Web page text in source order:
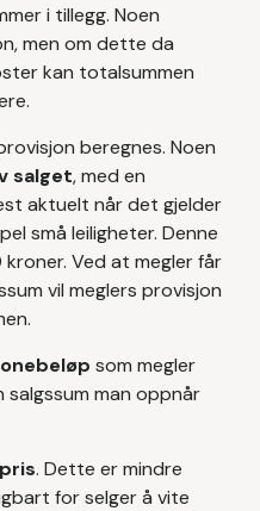
i tillegg. Noen
men om dette da
kan totalsummen
beregnes. Noen
salget, med en
aktuelt når det gjelder
små leiligheter. Denne
Ved at megler får
vil meglers provisjon
som megler
salgssum man oppnår
. Dette er mindre
for selger å vite